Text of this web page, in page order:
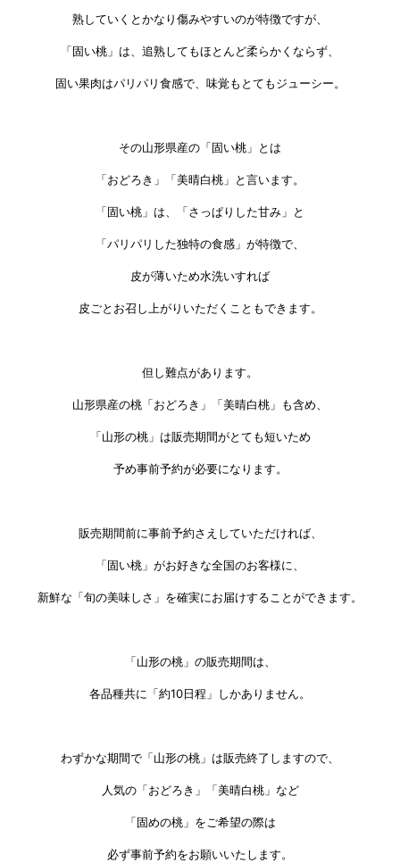
熟していくとかなり傷みやすいのが特徴ですが、
「固い桃」は、追熟してもほとんど柔らかくならず、
固い果肉はパリパリ食感で、味覚もとてもジューシー。
その山形県産の「固い桃」とは
「おどろき」「美晴白桃」と言います。
「固い桃」は、「さっぱりした甘み」と
「パリパリした独特の食感」が特徴で、
皮が薄いため水洗いすれば
皮ごとお召し上がりいただくこともできます。
但し難点があります。
山形県産の桃「おどろき」「美晴白桃」も含め、
「山形の桃」は販売期間がとても短いため
予め事前予約が必要になります。
販売期間前に事前予約さえしていただければ、
「固い桃」がお好きな全国のお客様に、
新鮮な「旬の美味しさ」を確実にお届けすることができます。
「山形の桃」の販売期間は、
各品種共に「約10日程」しかありません。
わずかな期間で「山形の桃」は販売終了しますので、
人気の「おどろき」「美晴白桃」など
「固めの桃」をご希望の際は
必ず事前予約をお願いいたします。